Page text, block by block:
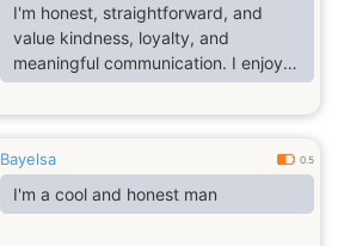
I'm honest, straightforward, and
value kindness, loyalty, and
meaningful communication. I enjoy
cooking, reading, and spending
quality time with the people I care
emotionally mature, and believe that
actions speak louder than words.
Bayelsa 0.5
I'm a cool and honest man